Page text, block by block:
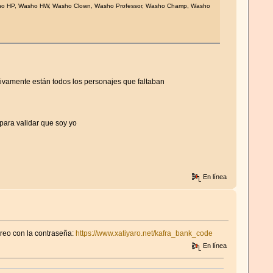
Washo HW, Washo Clown, Washo Professor, Washo Champ, Washo
están todos los personajes que faltaban
validar que soy yo
En línea
con la contraseña: https://www.xatiyaro.net/kafra_bank_code
En línea